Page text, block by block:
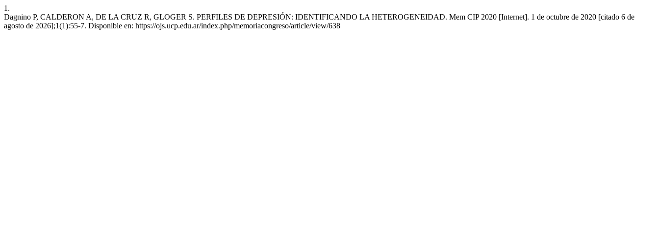
1.
Dagnino P, CALDERON A, DE LA CRUZ R, GLOGER S. PERFILES DE DEPRESIÓN: IDENTIFICANDO LA HETEROGENEIDAD. Mem CIP 2020 [Internet]. 1 de octubre de 2020 [citado 6 de
agosto de 2026];1(1):55-7. Disponible en: https://ojs.ucp.edu.ar/index.php/memoriacongreso/article/view/638